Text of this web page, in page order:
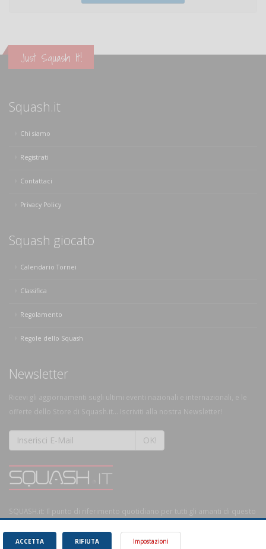
Just Squash It!
Squash.it
Chi siamo
Registrati
Contattaci
Privacy Policy
Squash giocato
Calendario Tornei
Classifica
Regolamento
Regole dello Squash
Newsletter
Ricevi gli aggiornamenti sugli ultimi eventi nazionali e internazionali, e le
offerte dello Store di Squash.it... Iscriviti alla nostra Newsletter!
OK!
SQUASH.it: Il punto di riferimento quotidiano per tutti gli amanti di questo
RIFIUTA
ACCETTA Impostazioni